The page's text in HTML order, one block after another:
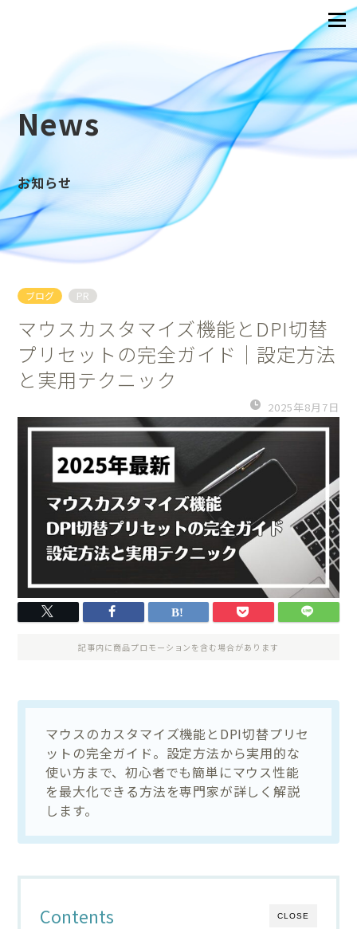
News
お知らせ
ブログ PR
マウスカスタマイズ機能とDPI切替
プリセットの完全ガイド｜設定方法
と実用テクニック
2025年8月7日
記事内に商品プロモーションを含む場合があります
マウスのカスタマイズ機能とDPI切替プリセ
ットの完全ガイド。設定方法から実用的な
使い方まで、初心者でも簡単にマウス性能
を最大化できる方法を専門家が詳しく解説
します。
CLOSE
Contents